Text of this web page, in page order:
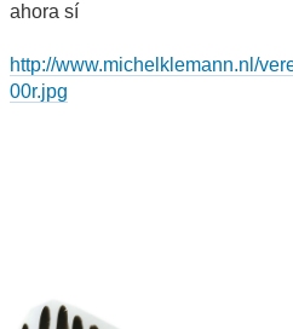
ahora sí
http://www.michelklemann.nl/
00r.jpg